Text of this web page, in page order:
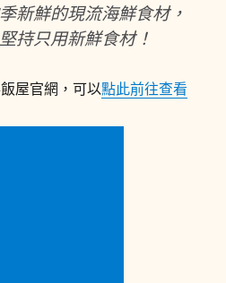
新鮮的現流海鮮食材，
持只用新鮮食材！
屋官網，可以點此前往查看